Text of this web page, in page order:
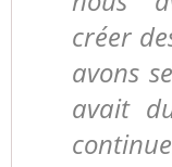
créer
avons
avait